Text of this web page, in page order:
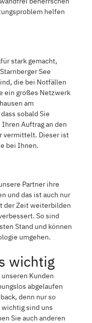
helfen
stark gemacht,
See
die bei Notfällen
ein großes Netzwerk
am
sobald Sie
Auftrag an den
vermittelt. Dieser ist
bei Ihnen.
Partner ihre
und das ist auch nur
der Zeit weiterbilden
So sind
Stand und können
umgehen.
wichtig
Kunden
abgelaufen
denn nur so
sind uns
Sie auch anderen